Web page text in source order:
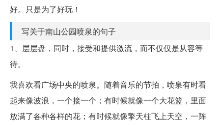
好。只是为了好玩！
写关于南山公园喷泉的句子
1、层层盘，同时，接受和提供激流，而不仅仅是从容等
待。
我喜欢看广场中央的喷泉。随着音乐的节拍，喷泉有时看
起来像波浪，一个接一个；有时候就像一个大花篮，里面
放满了各种各样的花；有时候就像擎天柱飞上天空，一阵